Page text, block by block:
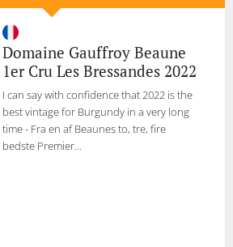
Domaine Gauffroy Beaune
1er Cru Les Bressandes 2022
I can say with confidence that 2022 is the
best vintage for Burgundy in a very long
time - Fra en af Beaunes to, tre, fire
bedste Premier...